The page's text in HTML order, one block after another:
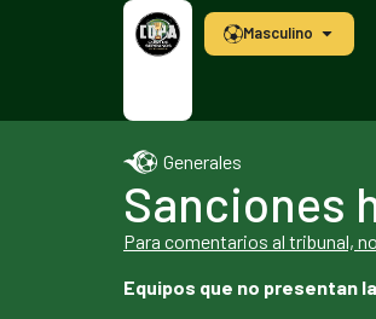
Masculino
Generales
Sanciones
Para comentarios al tribunal,
Equipos que no presentan